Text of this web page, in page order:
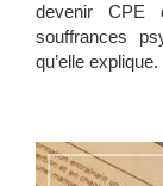
devenir CPE
souffrances
qu’elle explique.